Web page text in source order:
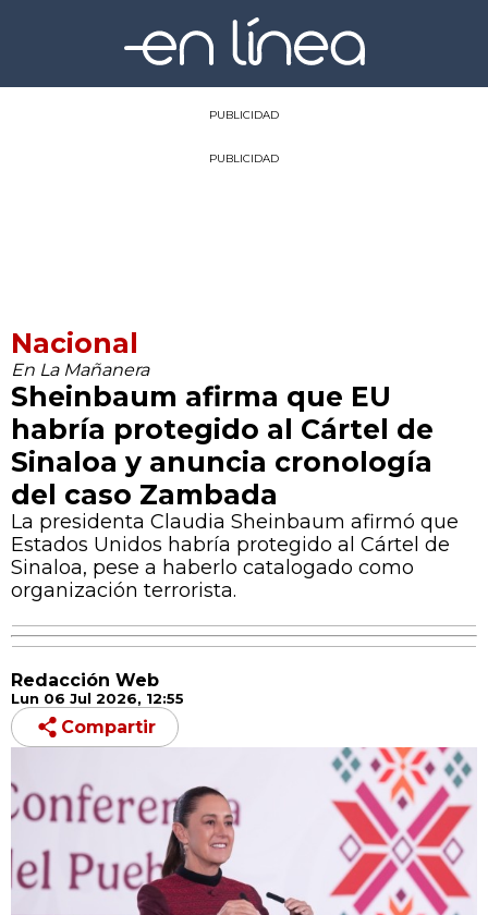
PUBLICIDAD
PUBLICIDAD
Nacional
En La Mañanera
Sheinbaum afirma que EU
habría protegido al Cártel de
Sinaloa y anuncia cronología
del caso Zambada
La presidenta Claudia Sheinbaum afirmó que
Estados Unidos habría protegido al Cártel de
Sinaloa, pese a haberlo catalogado como
organización terrorista.
Redacción Web
Lun 06 Jul 2026, 12:55
Compartir